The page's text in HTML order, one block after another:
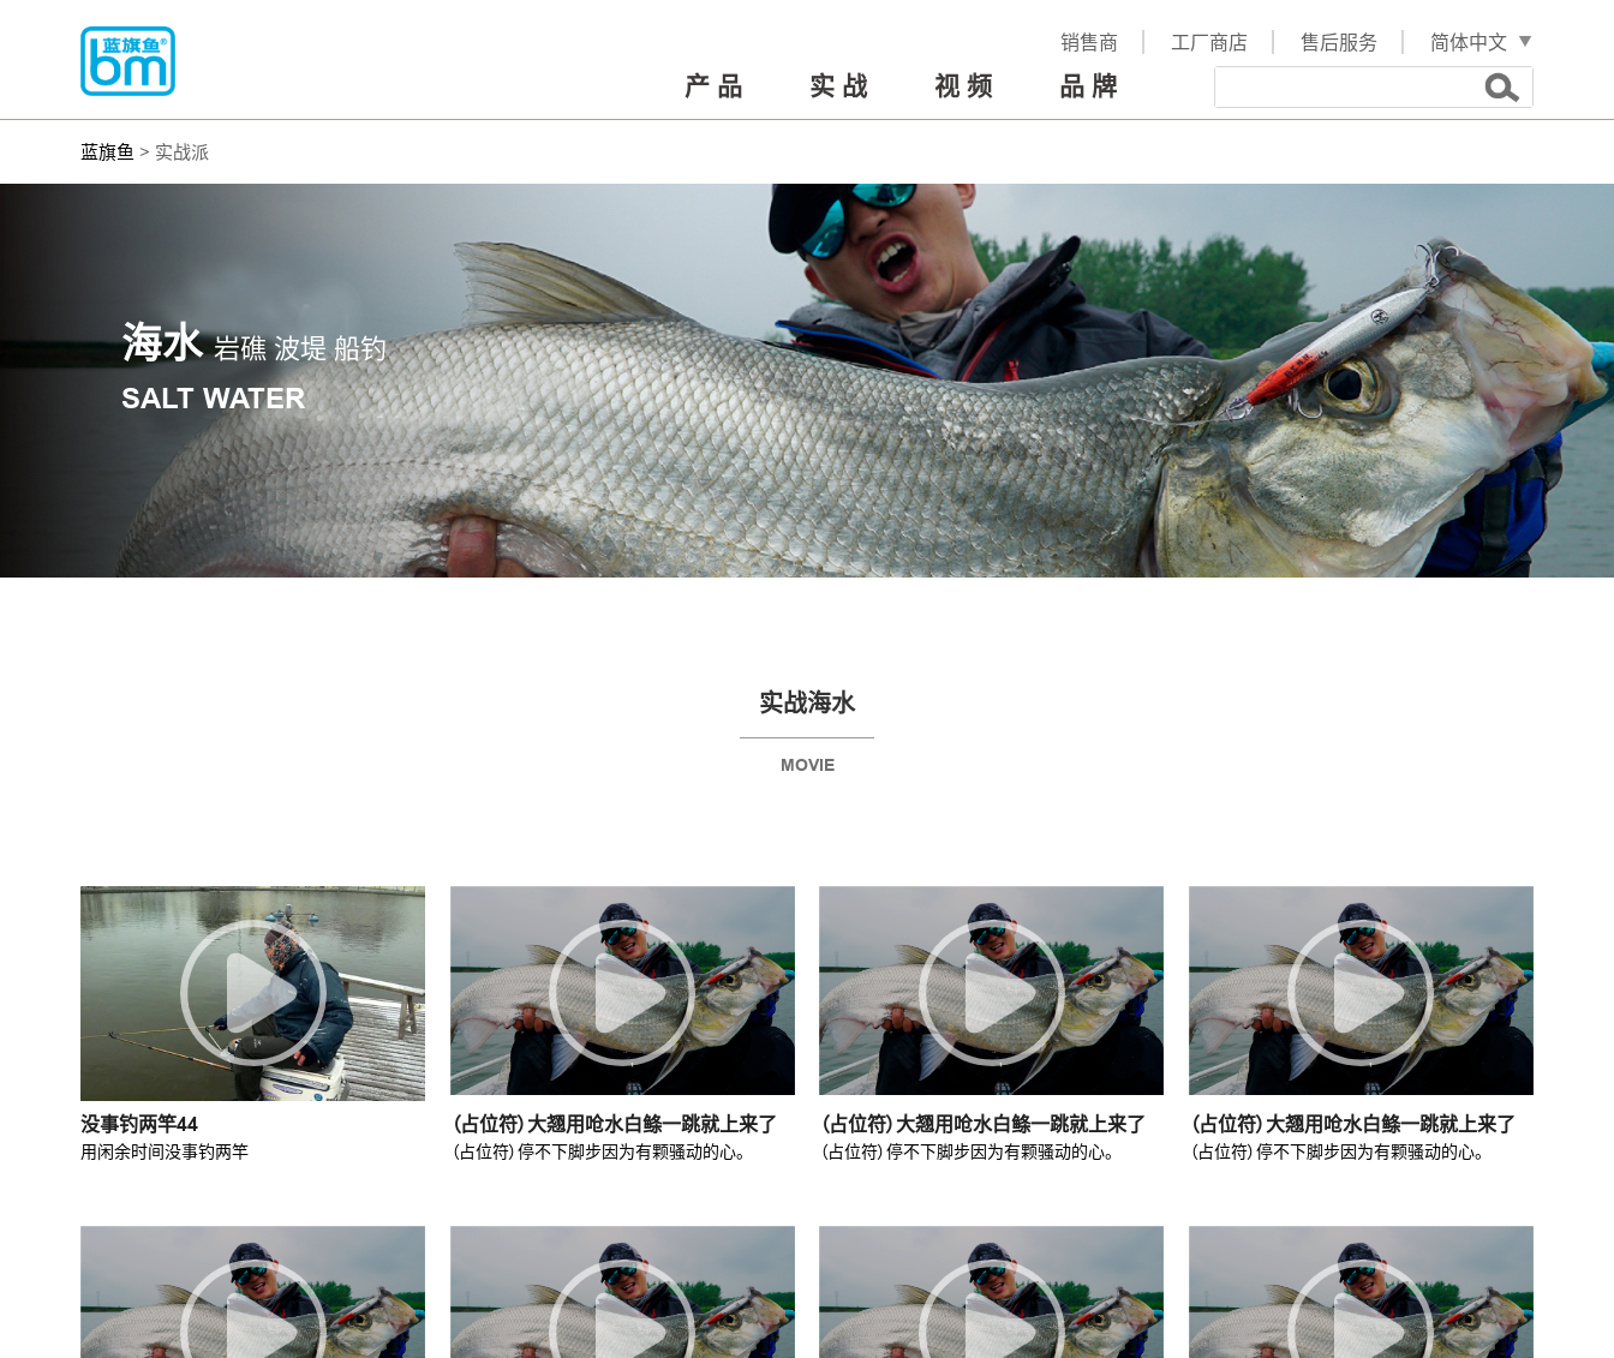
产品 实战 视频 品牌
销售商 工厂商店 售后服务
蓝旗鱼 > 实战派
海水岩礁 波堤 船钓
SALT WATER
实战海水
MOVIE
没事钓两竿44
用闲余时间没事钓两竿
（占位符）大翘用呛水白鲦一跳就上来了
（占位符）停不下脚步因为有颗骚动的心。
（占位符）大翘用呛水白鲦一跳就上来了
（占位符）停不下脚步因为有颗骚动的心。
（占位符）大翘用呛水白鲦一跳就上来了
（占位符）停不下脚步因为有颗骚动的心。